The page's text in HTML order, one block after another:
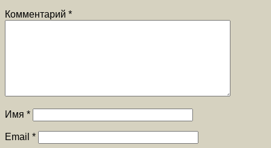
Комментарий *
Имя *
Email *